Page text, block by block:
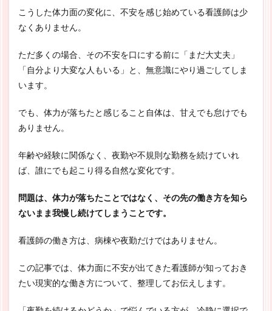
こうした体力面の変化に、不安を感じ始めている看護師は少
なくありません。
ただ多くの場合、その不安を口にする前に「まだ大丈夫」
「自分より大変な人もいる」と、無意識にやり過ごしてしま
います。
でも、体力が落ちたと感じること自体は、甘えでも怠けでも
ありません。
年齢や経験に関係なく、夜勤や不規則な勤務を続けていれ
ば、誰にでも起こり得る自然な変化です。
問題は、体力が落ちたことではなく、その先の働き方を知ら
ないまま我慢し続けてしまうことです。
看護師の働き方は、病棟や夜勤だけではありません。
この記事では、体力面に不安が出てきた看護師が知っておき
たい現実的な働き方について、整理してお伝えします。